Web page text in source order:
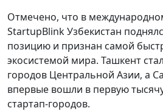
Отмечено, что в
StartupBlink Узбекистан
позицию и признан самой
экосистемой мира. Ташкент
городов Центральной Азии, а
впервые вошли в первую
стартап-городов.